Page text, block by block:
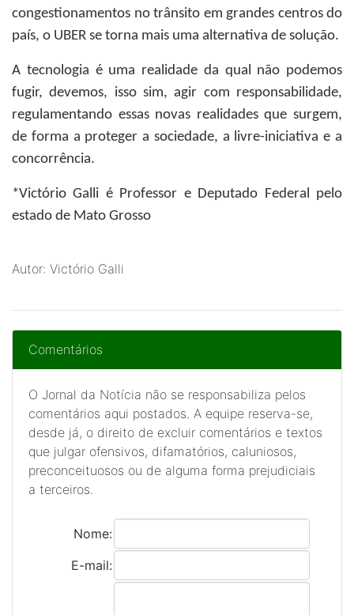
congestionamentos no trânsito em grandes centros do
país, o UBER se torna mais uma alternativa de solução.
A tecnologia é uma realidade da qual não podemos
fugir, devemos, isso sim, agir com responsabilidade,
regulamentando essas novas realidades que surgem,
de forma a proteger a sociedade, a livre-iniciativa e a
concorrência.
*Victório Galli é Professor e Deputado Federal pelo
estado de Mato Grosso
Autor: Victório Galli
Comentários
O Jornal da Notícia não se responsabiliza pelos
comentários aqui postados. A equipe reserva-se,
desde já, o direito de excluir comentários e textos
que julgar ofensivos, difamatórios, caluniosos,
preconceituosos ou de alguma forma prejudiciais
a terceiros.
Nome:
E-mail: